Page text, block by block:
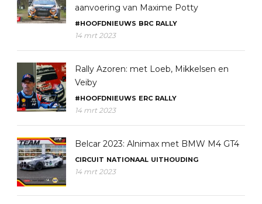
aanvoering van Maxime Potty
#HOOFDNIEUWS BRC RALLY
14 mrt 2023
Rally Azoren: met Loeb, Mikkelsen en
Veiby
#HOOFDNIEUWS ERC RALLY
14 mrt 2023
Belcar 2023: Alnimax met BMW M4 GT4
CIRCUIT NATIONAAL UITHOUDING
14 mrt 2023